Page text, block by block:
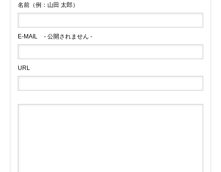
名前（例：山田 太郎）
E-MAIL - 公開されません -
URL